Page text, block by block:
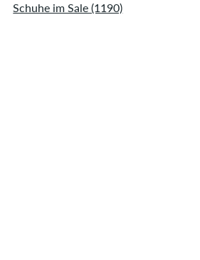
Schuhe im Sale (1190)